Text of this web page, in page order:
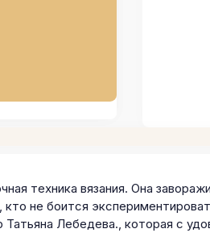
техника вязания. Она
не боится
Татьяна Лебедева., которая с